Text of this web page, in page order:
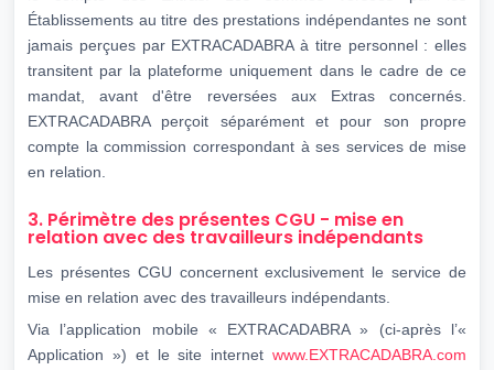
Établissements au titre des prestations indépendantes ne sont
jamais perçues par EXTRACADABRA à titre personnel : elles
transitent par la plateforme uniquement dans le cadre de ce
mandat, avant d'être reversées aux Extras concernés.
EXTRACADABRA perçoit séparément et pour son propre
compte la commission correspondant à ses services de mise
en relation.
3. Périmètre des présentes CGU - mise en
relation avec des travailleurs indépendants
Les présentes CGU concernent exclusivement le service de
mise en relation avec des travailleurs indépendants.
Via l’application mobile « EXTRACADABRA » (ci-après l’«
Application ») et le site internet www.EXTRACADABRA.com